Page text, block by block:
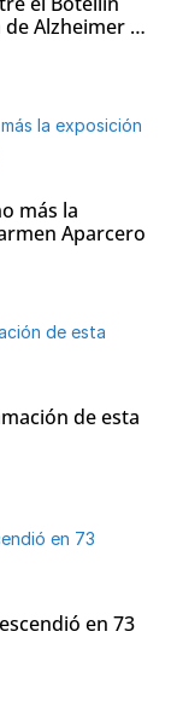
Alzheimer y
más la
Aparcero
de esta
en 73